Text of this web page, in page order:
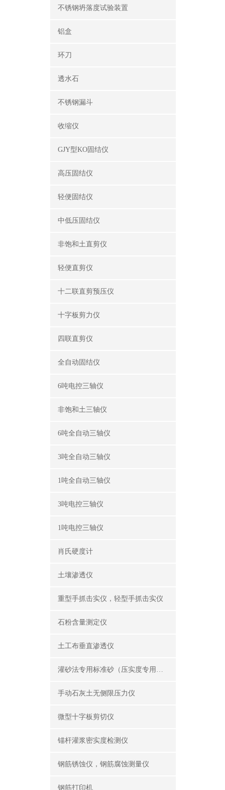
不锈钢坍落度试验装置
铝盒
环刀
透水石
不锈钢漏斗
收缩仪
GJY型KO固结仪
高压固结仪
轻便固结仪
中低压固结仪
非饱和土直剪仪
轻便直剪仪
十二联直剪预压仪
十字板剪力仪
四联直剪仪
全自动固结仪
6吨电控三轴仪
非饱和土三轴仪
6吨全自动三轴仪
3吨全自动三轴仪
1吨全自动三轴仪
3吨电控三轴仪
1吨电控三轴仪
肖氏硬度计
土壤渗透仪
重型手抓击实仪，轻型手抓击实仪
石粉含量测定仪
土工布垂直渗透仪
灌砂法专用标准砂（压实度专用砂）
手动石灰土无侧限压力仪
微型十字板剪切仪
锚杆灌浆密实度检测仪
钢筋锈蚀仪，钢筋腐蚀测量仪
钢筋打印机